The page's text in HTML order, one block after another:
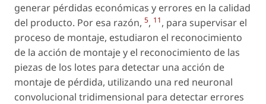
generar pérdidas económicas y errores en la calidad
del producto. Por esa razón, 5, 11, para supervisar el
proceso de montaje, estudiaron el reconocimiento
de la acción de montaje y el reconocimiento de las
piezas de los lotes para detectar una acción de
montaje de pérdida, utilizando una red neuronal
convolucional tridimensional para detectar errores